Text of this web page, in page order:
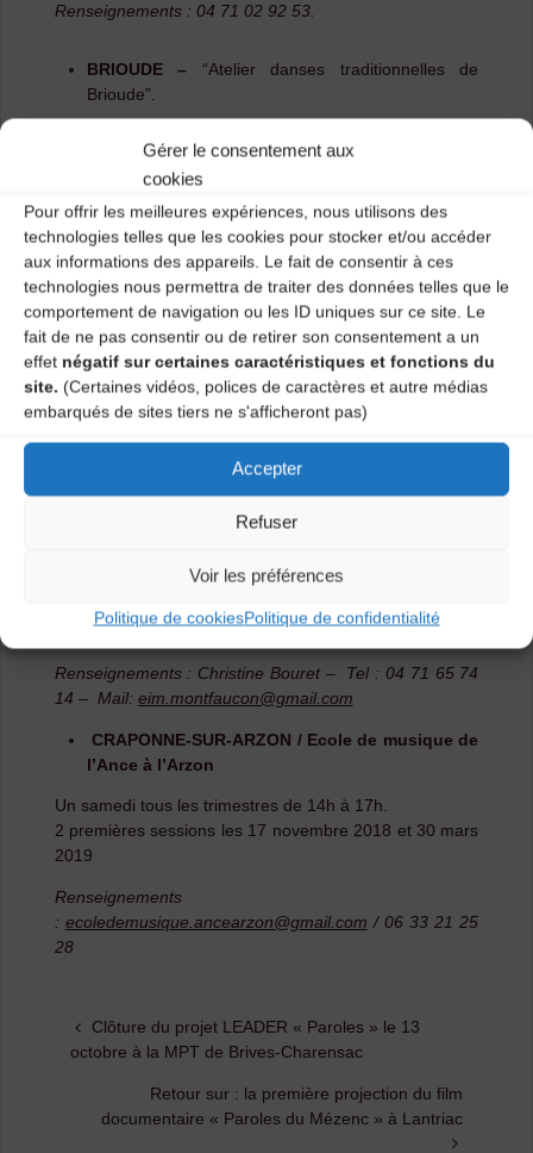
Gérer le consentement aux
cookies
Pour offrir les meilleures expériences, nous utilisons des
technologies telles que les cookies pour stocker et/ou accéder
aux informations des appareils. Le fait de consentir à ces
technologies nous permettra de traiter des données telles que le
comportement de navigation ou les ID uniques sur ce site. Le
fait de ne pas consentir ou de retirer son consentement a un
effet négatif sur certaines caractéristiques et fonctions du
site. (Certaines vidéos, polices de caractères et autre médias
embarqués de sites tiers ne s'afficheront pas)
Accepter
Refuser
Voir les préférences
Politique de cookiesPolitique de confidentialité
Renseignements : 04 71 02 92 53.
BRIOUDE – “Atelier danses traditionnelles de
Brioude”.
mardis des semaines paires de 20H à 22H.
Premier cours le 18 Septembre 2018
Renseignements : 06 60 73 85 87 ou 06 88 43 01 12.
LANGEAC –Association “Le Jacquemart”.
Centre Culturel – Les mercredis des semaines impaires
de 20H30 à 23H.
Premier cours le 26 Septembre 2018
Renseignements :06 89 52 11 24.
MONTREGARD – EIM « Apausecroche » et Lou
Machicoulis
De 19H45 à 21H15 – les mercredis par quinzaine –
Salle multi-activités
Premiers ateliers le 19 septembre et le 3 octobre 2018
Renseignements : Christine Bouret – Tel : 04 71 65 74
14 – Mail: eim.montfaucon@gmail.com
CRAPONNE-SUR-ARZON / Ecole de musique de
l’Ance à l’Arzon
Un samedi tous les trimestres de 14h à 17h.
2 premières sessions les 17 novembre 2018 et 30 mars
2019
Renseignements
: ecoledemusique.ancearzon@gmail.com / 06 33 21 25
28
Clôture du projet LEADER « Paroles » le 13
octobre à la MPT de Brives-Charensac
Retour sur : la première projection du film
documentaire « Paroles du Mézenc » à Lantriac